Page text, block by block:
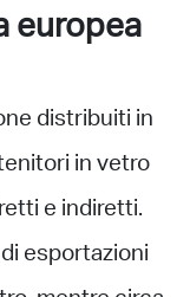
europea
distribuiti in
in vetro
e indiretti.
esportazioni